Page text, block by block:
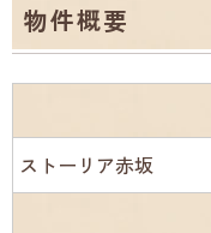
物件概要
ストーリア赤坂